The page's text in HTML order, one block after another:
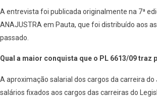
A entrevista foi publicada originalmente na 7ª
ANAJUSTRA em Pauta, que foi distribuído aos
passado.
Qual a maior conquista que o PL 6613/09 traz
A aproximação salarial dos cargos da carreira do
salários fixados aos cargos das carreiras do